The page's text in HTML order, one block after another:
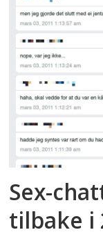
Sex-
tilbake i